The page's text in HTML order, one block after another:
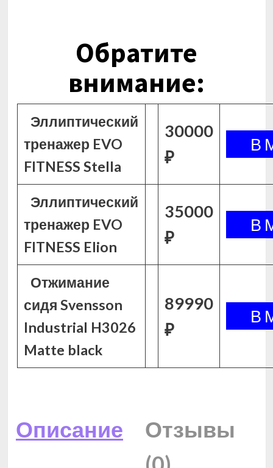
Обратите
внимание:
Эллиптический
тренажер EVO
FITNESS Stella
30000
₽
Эллиптический
тренажер EVO
FITNESS Elion
35000
₽
Отжимание
сидя Svensson
Industrial H3026
Matte black
89990
₽
Описание
Отзывы